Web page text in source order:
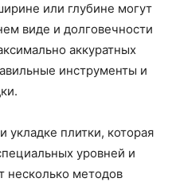
или глубине могут
виде и долговечности
аккуратных
инструменты и
укладке плитки, которая
уровней и
несколько методов